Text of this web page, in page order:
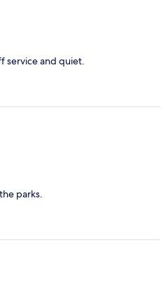
service and quiet.
parks.